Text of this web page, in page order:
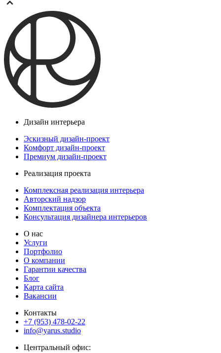
Дизайн интерьера
Эскизный дизайн-проект
Комфорт дизайн-проект
Премиум дизайн-проект
Реализация проекта
Комплексная реализация интерьера
Авторский надзор
Комплектация объекта
Консультация дизайнера интерьеров
О нас
Услуги
Портфолио
О компании
Гарантии качества
Блог
Карта сайта
Вакансии
Контакты
+7 (953) 478-02-22
info@yarus.studio
Центральный офис: